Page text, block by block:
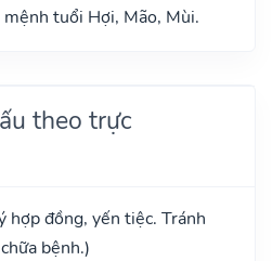
tuổi Hợi, Mão, Mùi.
theo trực
hợp đồng, yến tiệc. Tránh
bệnh.)